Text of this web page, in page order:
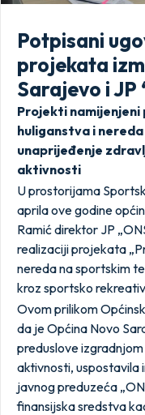
Potpisani
projekata
Sarajevo i JP
Projekti
huliganstva i
unaprijeđenje
aktivnosti
U prostorijama
aprila ove godine
Ramić direktor JP
realizaciji projekata
nereda na sportskim
kroz sportsko
Ovom prilikom
da je Općina Novo
preduslove
aktivnosti, uspostavila
javnog preduzeća
finansijska sredstva